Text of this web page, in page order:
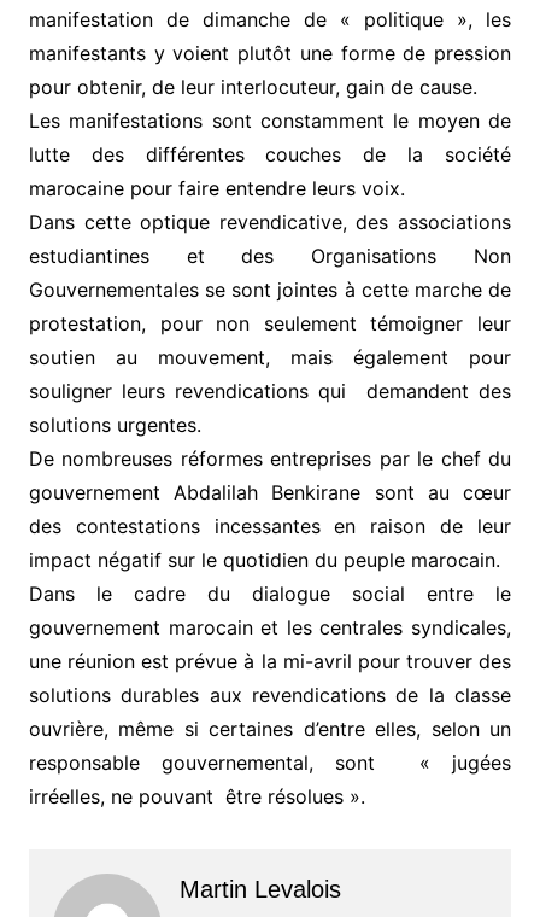
manifestation de dimanche de « politique », les
manifestants y voient plutôt une forme de pression
pour obtenir, de leur interlocuteur, gain de cause.
Les manifestations sont constamment le moyen de
lutte des différentes couches de la société
marocaine pour faire entendre leurs voix.
Dans cette optique revendicative, des associations
estudiantines et des Organisations Non
Gouvernementales se sont jointes à cette marche de
protestation, pour non seulement témoigner leur
soutien au mouvement, mais également pour
souligner leurs revendications qui demandent des
solutions urgentes.
De nombreuses réformes entreprises par le chef du
gouvernement Abdalilah Benkirane sont au cœur
des contestations incessantes en raison de leur
impact négatif sur le quotidien du peuple marocain.
Dans le cadre du dialogue social entre le
gouvernement marocain et les centrales syndicales,
une réunion est prévue à la mi-avril pour trouver des
solutions durables aux revendications de la classe
ouvrière, même si certaines d’entre elles, selon un
responsable gouvernemental, sont « jugées
irréelles, ne pouvant être résolues ».
Martin Levalois